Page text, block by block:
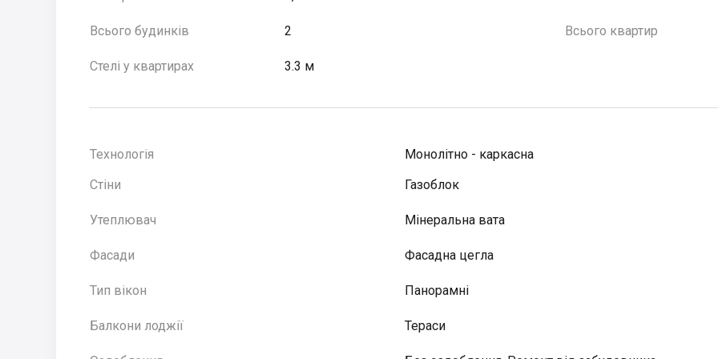
Всього будинків 2 Всього квартир
Стелі у квартирах 3.3 м
Технологія
Монолітно - каркасна
Стіни
Газоблок
Утеплювач Мінеральна вата
Фасади Фасадна цегла
Тип вікон Панорамні
Балкони лоджії Тераси